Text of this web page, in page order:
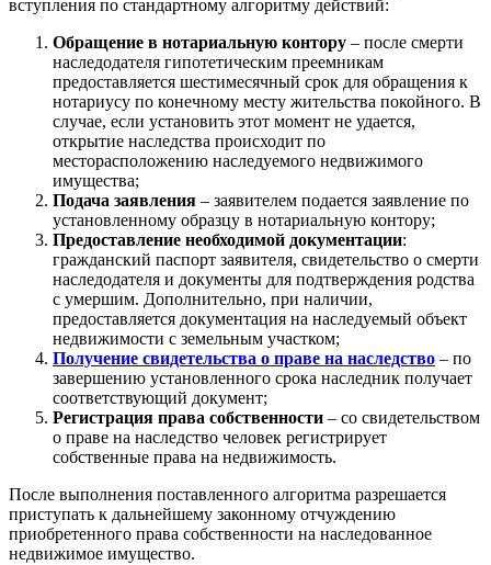
вступления по стандартному алгоритму действий:
Обращение в нотариальную контору – после смерти
наследодателя гипотетическим преемникам
предоставляется шестимесячный срок для обращения к
нотариусу по конечному месту жительства покойного. В
случае, если установить этот момент не удается,
открытие наследства происходит по
месторасположению наследуемого недвижимого
имущества;
Подача заявления – заявителем подается заявление по
установленному образцу в нотариальную контору;
Предоставление необходимой документации:
гражданский паспорт заявителя, свидетельство о смерти
наследодателя и документы для подтверждения родства
с умершим. Дополнительно, при наличии,
предоставляется документация на наследуемый объект
недвижимости с земельным участком;
Получение свидетельства о праве на наследство – по
завершению установленного срока наследник получает
соответствующий документ;
Регистрация права собственности – со свидетельством
о праве на наследство человек регистрирует
собственные права на недвижимость.
После выполнения поставленного алгоритма разрешается
приступать к дальнейшему законному отчуждению
приобретенного права собственности на наследованное
недвижимое имущество.